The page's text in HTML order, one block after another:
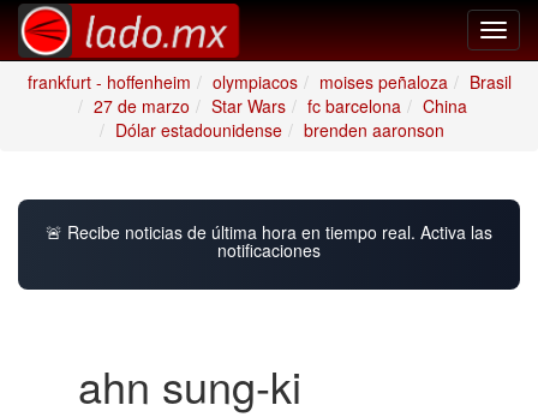
frankfurt - hoffenheim
olympiacos moises peñaloza
Brasil
27 de marzo
Star Wars fc barcelona
China
Dólar estadounidense
brenden aaronson
🚨 Recibe noticias de última hora en tiempo real. Activa las
notificaciones
ahn sung-ki